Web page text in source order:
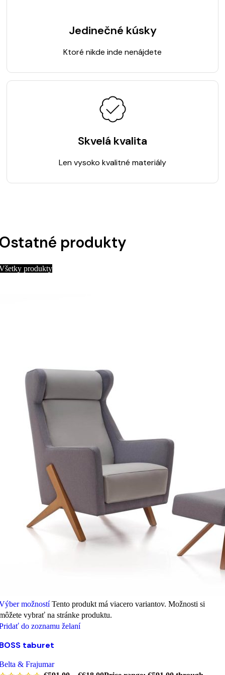
Jedinečné kúsky
Ktoré nikde inde nenájdete
Skvelá kvalita
Len vysoko kvalitné materiály
produkty
produkty
možností Tento produkt má viacero variantov. Možnosti si
vybrať na stránke produktu.
do zoznamu želaní
taburet
& Frajumar